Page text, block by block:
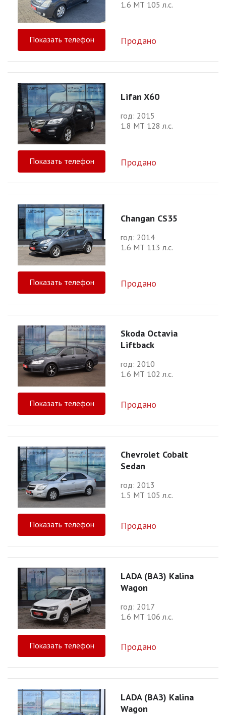
1.6 МТ 105 л.с.
Показать телефон Продано
Lifan X60
год: 2015
1.8 МТ 128 л.с.
Показать телефон Продано
Changan CS35
год: 2014
1.6 МТ 113 л.с.
Показать телефон Продано
Skoda Octavia
Liftback
год: 2010
1.6 МТ 102 л.с.
Показать телефон Продано
Chevrolet Cobalt
Sedan
год: 2013
1.5 МТ 105 л.с.
Показать телефон Продано
LADA (ВАЗ) Kalina
Wagon
год: 2017
1.6 МТ 106 л.с.
Показать телефон Продано
LADA (ВАЗ) Kalina
Wagon